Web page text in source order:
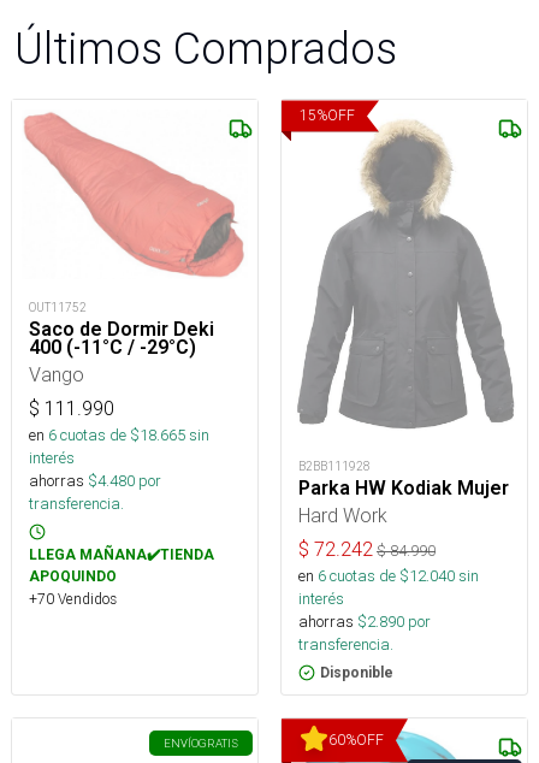
Últimos Comprados
OUT11752
Saco de Dormir Deki
400 (-11°C / -29°C)
Vango
$ 111.990
en 6cuotas de $18.665sin
interés
ahorras $4.480 por
transferencia.
LLEGA MAÑANA✔️TIENDA
APOQUINDO
+70 Vendidos
15%OFF
B2BB111928
Parka HW Kodiak Mujer
Hard Work
$ 72.242 $84.990
en 6cuotas de $12.040sin
interés
ahorras $2.890 por
transferencia.
Disponible
ENVÍOGRATIS 60%OFF